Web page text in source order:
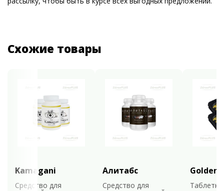
Схожие товары
Kamagani
Средство для
Алитабс
Средство для
Golden